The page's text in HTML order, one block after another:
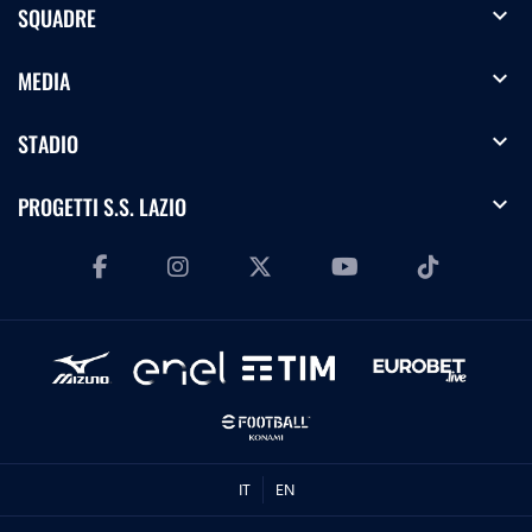
SQUADRE expand_more
MEDIA expand_more
STADIO expand_more
PROGETTI S.S. LAZIO expand_more
IT EN